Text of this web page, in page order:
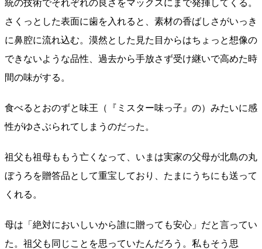
統の技術でそれぞれの良さをマックスにまで発揮してくる。
さくっとした表面に歯を入れると、素材の香ばしさがいっき
に鼻腔に流れ込む。漠然とした見た目からはちょっと想像の
できないような品性、過去から手放さず受け継いで高めた時
間の味がする。
食べるとおのずと味王（『ミスター味っ子』の）みたいに感
性がゆさぶられてしまうのだった。
祖父も祖母ももう亡くなって、いまは実家の父母が北島の丸
ぼうろを贈答品として重宝しており、たまにうちにも送って
くれる。
母は「絶対においしいから誰に贈っても安心」だと言ってい
た。祖父も同じことを思っていたんだろう。私もそう思